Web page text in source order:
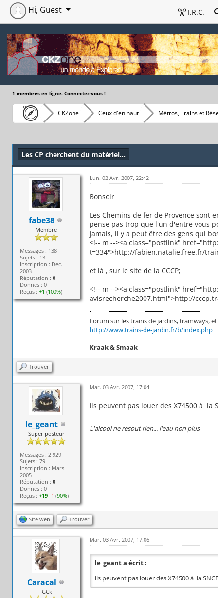
I.R.C.
Hi, Guest
1 membres en ligne. Connectez-vous !
CKZone Ceux d'en haut Métros, Trains et
Les CP cherchent du matériel...
fabe38
Membre
Messages : 138
Sujets : 13
Inscription : Dec.
2003
Réputation :0
Donnés : 0
Reçus :+1 (100%)
Lun. 02 Avr. 2007, 22:42
Bonsoir
Les Chemins de fer de Provence sont
pense pas trop que l'un d'entre vous
jamais, il y a peut être des gens qui
<!-- m --><a class="postlink"
t=334">http://fabien.natalie.free.fr/
et là , sur le site de la CCCP;
<!-- m --><a class="postlink"
avisrecherche2007.html">http://
Forum sur les trains de jardins, tramways,
http://www.trains-de-jardin.fr/b/index.php
-------------------------------------
Kraak & Smaak
Trouver
le_geant
Super posteur
Messages : 2 929
Sujets : 79
Inscription : Mars
2005
Réputation :0
Donnés : 0
Reçus :+19 -1 (90%)
Mar. 03 Avr. 2007, 17:04
ils peuvent pas louer des X74500 à la
L'alcool ne résout rien... l'eau non plus
Site web Trouver
Caracal
IGCk
Mar. 03 Avr. 2007, 17:06
le_geant a écrit :
ils peuvent pas louer des X74500 à la